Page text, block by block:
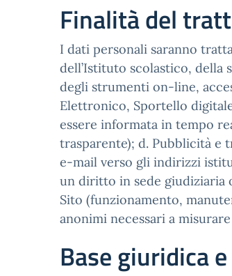
Finalità del
I dati personali saranno
dell’Istituto scolastico, della
degli strumenti on-line,
Elettronico, Sportello
essere informata in tempo
trasparente); d. Pubblicità e
e-mail verso gli indirizzi
un diritto in sede giudiziaria
Sito (funzionamento,
anonimi necessari a
Base giuridica